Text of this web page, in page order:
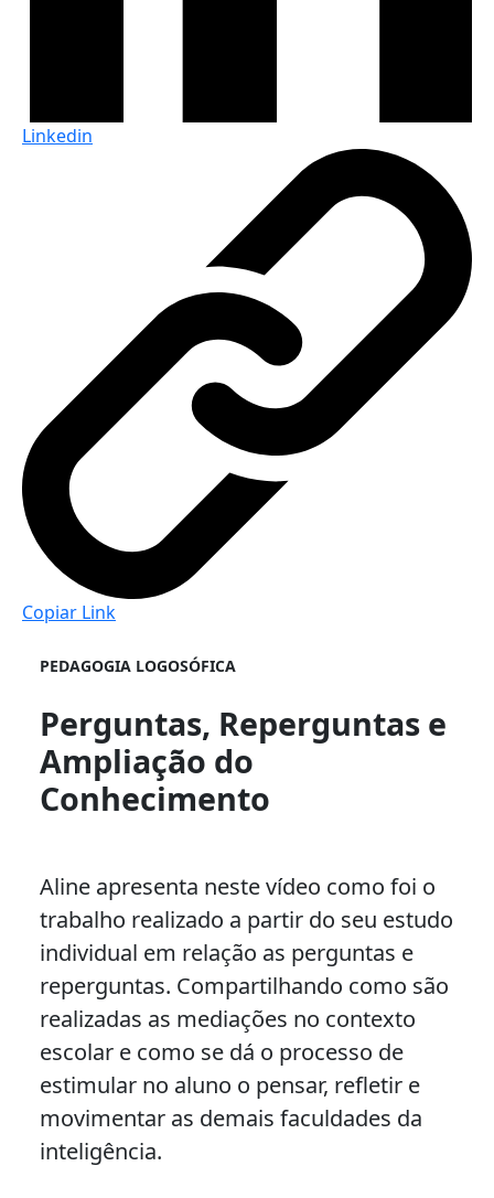
Linkedin
Copiar Link
PEDAGOGIA LOGOSÓFICA
Perguntas, Reperguntas e
Ampliação do
Conhecimento
Aline apresenta neste vídeo como foi o
trabalho realizado a partir do seu estudo
individual em relação as perguntas e
reperguntas. Compartilhando como são
realizadas as mediações no contexto
escolar e como se dá o processo de
estimular no aluno o pensar, refletir e
movimentar as demais faculdades da
inteligência.